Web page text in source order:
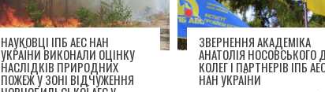
НАУКОВЦІ ІПБ АЕС НАН
УКРАЇНИ ВИКОНАЛИ ОЦІНКУ
НАСЛІДКІВ ПРИРОДНИХ
ПОЖЕЖ У ЗОНІ ВІДЧУЖЕННЯ
ЗВЕРНЕННЯ АКАДЕМІКА
АНАТОЛІЯ НОСОВСЬКОГО
КОЛЕГ І ПАРТНЕРІВ ІПБ
НАН УКРАЇНИ